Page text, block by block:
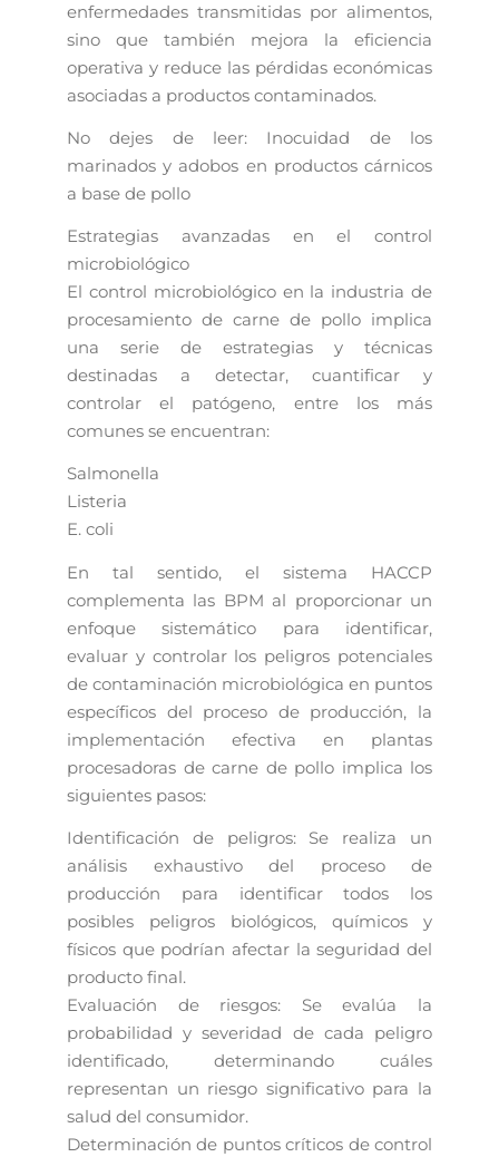
enfermedades transmitidas por alimentos,
sino que también mejora la eficiencia
operativa y reduce las pérdidas económicas
asociadas a productos contaminados.
No dejes de leer: Inocuidad de los
marinados y adobos en productos cárnicos
a base de pollo
Estrategias avanzadas en el control
microbiológico
El control microbiológico en la industria de
procesamiento de carne de pollo implica
una serie de estrategias y técnicas
destinadas a detectar, cuantificar y
controlar el patógeno, entre los más
comunes se encuentran:
Salmonella
Listeria
E. coli
En tal sentido, el sistema HACCP
complementa las BPM al proporcionar un
enfoque sistemático para identificar,
evaluar y controlar los peligros potenciales
de contaminación microbiológica en puntos
específicos del proceso de producción, la
implementación efectiva en plantas
procesadoras de carne de pollo implica los
siguientes pasos:
Identificación de peligros: Se realiza un
análisis exhaustivo del proceso de
producción para identificar todos los
posibles peligros biológicos, químicos y
físicos que podrían afectar la seguridad del
producto final.
Evaluación de riesgos: Se evalúa la
probabilidad y severidad de cada peligro
identificado, determinando cuáles
representan un riesgo significativo para la
salud del consumidor.
Determinación de puntos críticos de control